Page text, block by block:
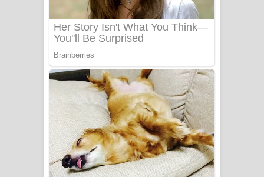
පෙළ
Benthara Palame Song Lyrics -
Sanda Babalena Song Lyrics - සඳ
බැබලෙන ගීතයේ පද පෙළ
Adare Wadi Nisa Song Lyrics - ආදරේ
වැඩි නිසා ගීතයේ පද පෙළ